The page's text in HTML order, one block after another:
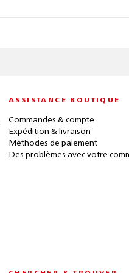
ASSISTANCE BOUTIQUE
Commandes & compte
Expédition & livraison
Méthodes de paiement
Des problèmes avec votre